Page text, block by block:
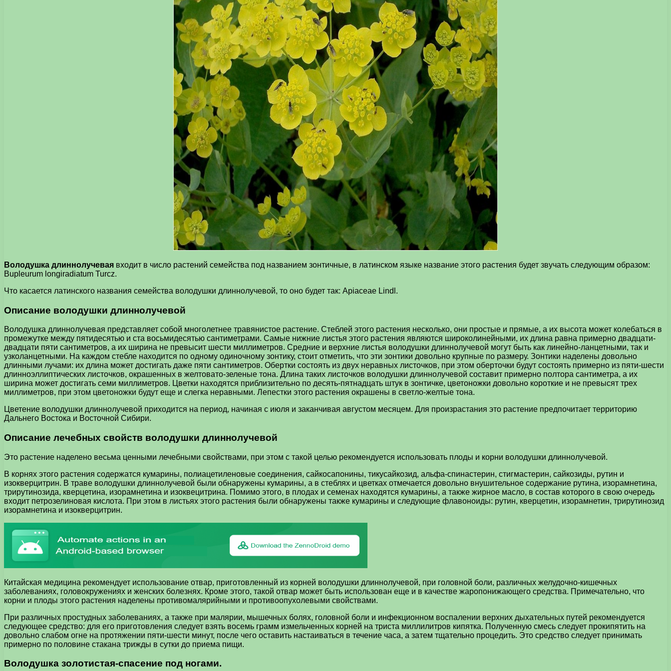
Володушка длиннолучевая входит в число растений семейства под названием зонтичные, в латинском языке название этого растения будет звучать следующим образом:
Bupleurum longiradiatum Turcz.
Что касается латинского названия семейства володушки длиннолучевой, то оно будет так: Apiaceae Lindl.
Описание володушки длиннолучевой
Володушка длиннолучевая представляет собой многолетнее травянистое растение. Стеблей этого растения несколько, они простые и прямые, а их высота может колебаться в
промежутке между пятидесятью и ста восьмидесятью сантиметрами. Самые нижние листья этого растения являются широколинейными, их длина равна примерно двадцати-
двадцати пяти сантиметров, а их ширина не превысит шести миллиметров. Средние и верхние листья володушки длиннолучевой могут быть как линейно-ланцетными, так и
узколанцетными. На каждом стебле находится по одному одиночному зонтику, стоит отметить, что эти зонтики довольно крупные по размеру. Зонтики наделены довольно
длинными лучами: их длина может достигать даже пяти сантиметров. Обертки состоять из двух неравных листочков, при этом оберточки будут состоять примерно из пяти-шести
длинноэллиптических листочков, окрашенных в желтовато-зеленые тона. Длина таких листочков володушки длиннолучевой составит примерно полтора сантиметра, а их
ширина может достигать семи миллиметров. Цветки находятся приблизительно по десять-пятнадцать штук в зонтичке, цветоножки довольно короткие и не превысят трех
миллиметров, при этом цветоножки будут еще и слегка неравными. Лепестки этого растения окрашены в светло-желтые тона.
Цветение володушки длиннолучевой приходится на период, начиная с июля и заканчивая августом месяцем. Для произрастания это растение предпочитает территорию
Дальнего Востока и Восточной Сибири.
Описание лечебных свойств володушки длиннолучевой
Это растение наделено весьма ценными лечебными свойствами, при этом с такой целью рекомендуется использовать плоды и корни володушки длиннолучевой.
В корнях этого растения содержатся кумарины, полиацетиленовые соединения, сайкосапонины, тикусайкозид, альфа-спинастерин, стигмастерин, сайкозиды, рутин и
изокверцитрин. В траве володушки длиннолучевой были обнаружены кумарины, а в стеблях и цветках отмечается довольно внушительное содержание рутина, изорамнетина,
трирутинозида, кверцетина, изорамнетина и изоквецитрина. Помимо этого, в плодах и семенах находятся кумарины, а также жирное масло, в состав которого в свою очередь
входит петрозелиновая кислота. При этом в листьях этого растения были обнаружены также кумарины и следующие флавоноиды: рутин, кверцетин, изорамнетин, трирутинозид
изорамнетина и изокверцитрин.
Китайская медицина рекомендует использование отвар, приготовленный из корней володушки длиннолучевой, при головной боли, различных желудочно-кишечных
заболеваниях, головокружениях и женских болезнях. Кроме этого, такой отвар может быть использован еще и в качестве жаропонижающего средства. Примечательно, что
корни и плоды этого растения наделены противомалярийными и противоопухолевыми свойствами.
При различных простудных заболеваниях, а также при малярии, мышечных болях, головной боли и инфекционном воспалении верхних дыхательных путей рекомендуется
следующее средство: для его приготовления следует взять восемь грамм измельченных корней на триста миллилитров кипятка. Полученную смесь следует прокипятить на
довольно слабом огне на протяжении пяти-шести минут, после чего оставить настаиваться в течение часа, а затем тщательно процедить. Это средство следует принимать
примерно по половине стакана трижды в сутки до приема пищи.
Володушка золотистая-спасение под ногами.